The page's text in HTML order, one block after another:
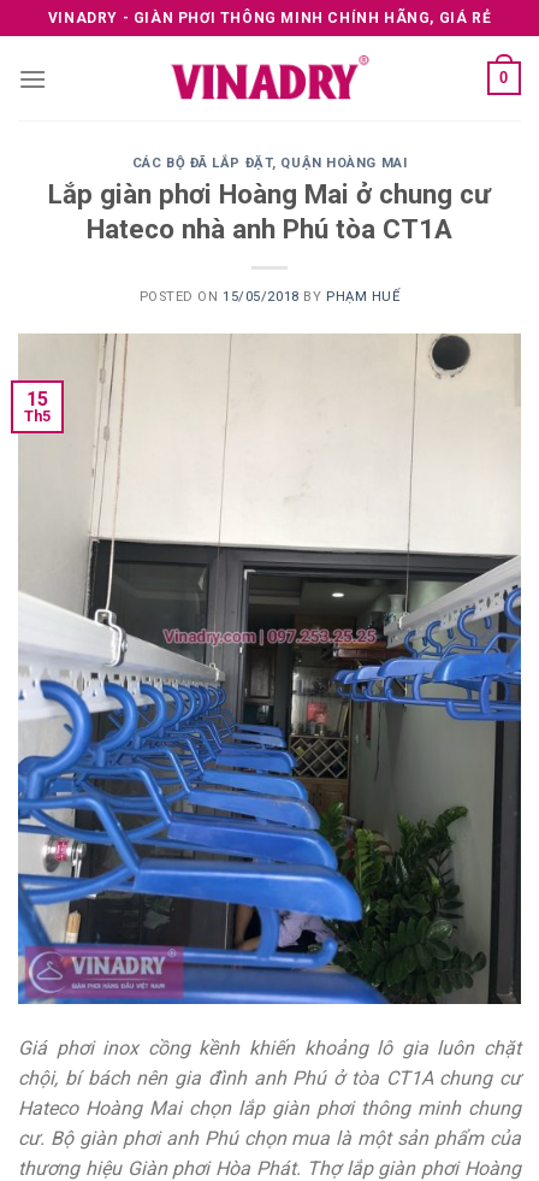
to
content
VINADRY - GIÀN PHƠI THÔNG MINH CHÍNH HÃNG, GIÁ RẺ
0
CÁC BỘ ĐÃ LẮP ĐẶT, QUẬN HOÀNG MAI
Lắp giàn phơi Hoàng Mai ở chung cư
Hateco nhà anh Phú tòa CT1A
POSTED ON15/05/2018 BY PHẠM HUẾ
15
Th5
Giá phơi inox cồng kềnh khiến khoảng lô gia luôn chặt
chội, bí bách nên gia đình anh Phú ở tòa CT1A chung cư
Hateco Hoàng Mai chọn lắp giàn phơi thông minh chung
cư. Bộ giàn phơi anh Phú chọn mua là một sản phẩm của
thương hiệu Giàn phơi Hòa Phát. Thợ lắp giàn phơi Hoàng